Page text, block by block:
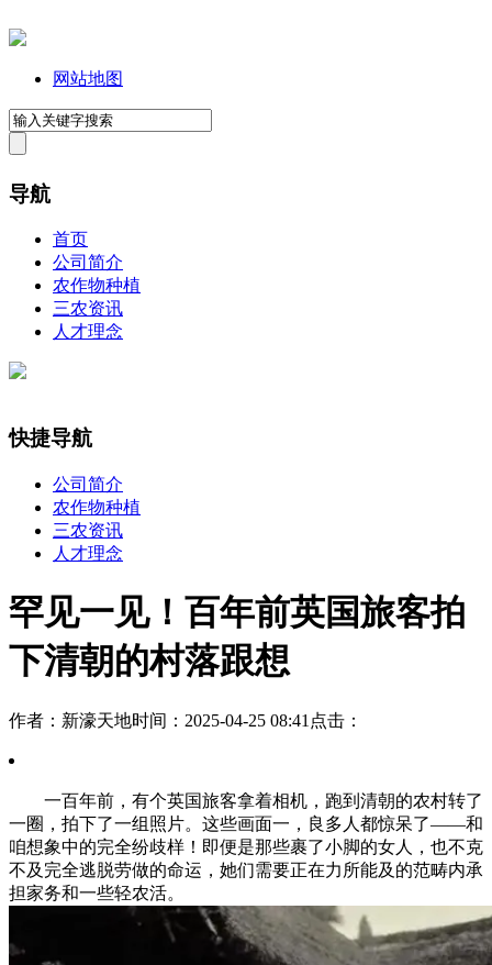
网站地图
导航
首页
公司简介
农作物种植
三农资讯
人才理念
快捷导航
公司简介
农作物种植
三农资讯
人才理念
罕见一见！百年前英国旅客拍
下清朝的村落跟想
作者：新濠天地时间：2025-04-25 08:41 点击：
一百年前，有个英国旅客拿着相机，跑到清朝的农村转了
一圈，拍下了一组照片。这些画面一，良多人都惊呆了——和
咱想象中的完全纷歧样！即便是那些裹了小脚的女人，也不克
不及完全逃脱劳做的命运，她们需要正在力所能及的范畴内承
担家务和一些轻农活。